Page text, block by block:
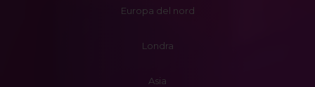
Europa del nord
Londra
Asia